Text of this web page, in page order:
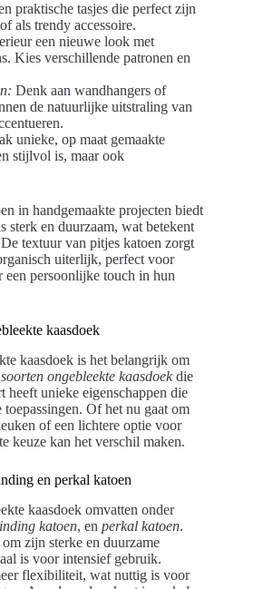
praktische tasjes die perfect zijn
als trendy accessoire.
een nieuwe look met
Kies verschillende patronen en
Denk aan wandhangers of
de natuurlijke uitstraling van
unieke, op maat gemaakte
stijlvol is, maar ook
in handgemaakte projecten biedt
sterk en duurzaam, wat betekent
textuur van pitjes katoen zorgt
uiterlijk, perfect voor
een persoonlijke touch in hun
kaasdoek
kaasdoek is het belangrijk om
soorten ongebleekte kaasdoekdie
heeft unieke eigenschappen die
Of het nu gaat om
of een lichtere optie voor
keuze kan het verschil maken.
en perkal katoen
kaasdoek omvatten onder
katoen, en perkal katoen.
zijn sterke en duurzame
is voor intensief gebruik.
flexibiliteit, wat nuttig is voor